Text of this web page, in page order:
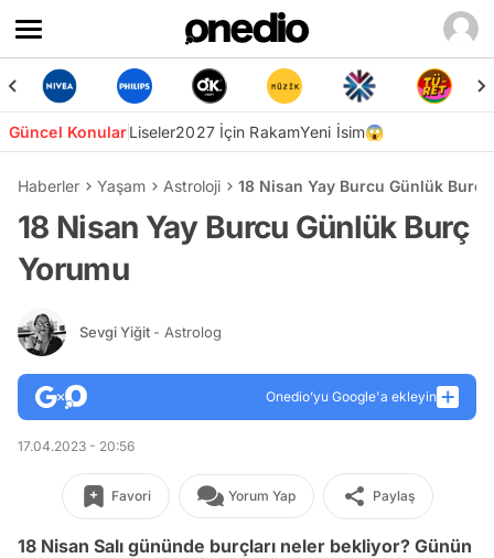
Güncel KonularLiseler2027 İçin RakamYeni İsim😱
Haberler Yaşam Astroloji 18 Nisan Yay Burcu Günlük Burç
18 Nisan Yay Burcu Günlük Burç
Yorumu
Sevgi Yiğit - Astrolog
Onedio’yu Google'a ekleyin
17.04.2023 - 20:56
Favori Yorum Yap Paylaş
18 Nisan Salı gününde burçları neler bekliyor? Günün